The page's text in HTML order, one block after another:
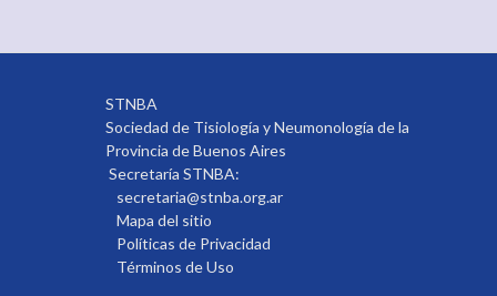
STNBA
Sociedad de Tisiología y Neumonología de la
Provincia de Buenos Aires
Secretaría STNBA:
secretaria@stnba.org.ar
Mapa del sitio
Políticas de Privacidad
Términos de Uso